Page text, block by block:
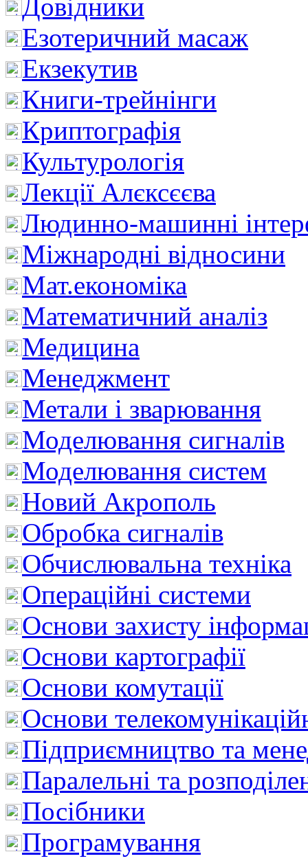
Довідники
Езотеричний масаж
Екзекутив
Книги-трейнінги
Криптографія
Культурологія
Лекції Алєксєєва
Людинно-машинні
Міжнародні відносини
Мат.економіка
Математичний аналіз
Медицина
Менеджмент
Метали і зварювання
Моделювання сигналів
Моделювання систем
Новий Акрополь
Обробка сигналів
Обчислювальна техніка
Операційні системи
Основи захисту
Основи картографії
Основи комутації
Основи
Підприємництво та
Паралельні та
Посібники
Програмування